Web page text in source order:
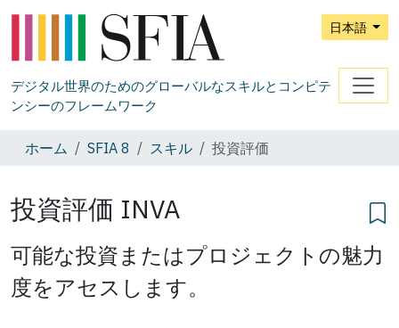
日本語
デジタル世界のためのグローバルなスキルとコンピテ
ンシーのフレームワーク
ホーム SFIA 8 スキル 投資評価
投資評価 INVA
可能な投資またはプロジェクトの魅力
度をアセスします。